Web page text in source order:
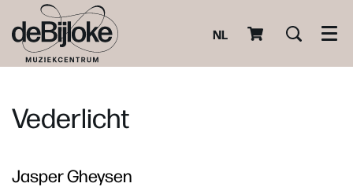
NL
Vederlicht
Jasper Gheysen